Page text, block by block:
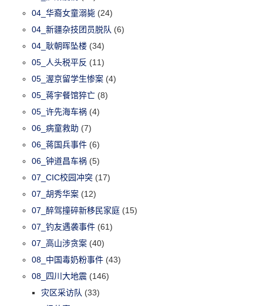
04_华裔女童溺毙 (24)
04_新疆杂技团员脱队 (6)
04_耿朝晖坠楼 (34)
05_人头税平反 (11)
05_渥京留学生惨案 (4)
05_蒋宇餐馆猝亡 (8)
05_许先海车祸 (4)
06_病童救助 (7)
06_蒋国兵事件 (6)
06_钟道昌车祸 (5)
07_CIC校园冲突 (17)
07_胡秀华案 (12)
07_醉驾撞碎新移民家庭 (15)
07_钓友遇袭事件 (61)
07_高山涉贪案 (40)
08_中国毒奶粉事件 (43)
08_四川大地震 (146)
灾区采访队 (33)